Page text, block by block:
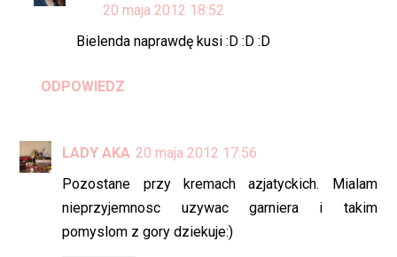
20 maja 2012 18:52
Bielenda naprawdę kusi :D :D :D
ODPOWIEDZ
LADY AKA 20 maja 2012 17:56
Pozostane przy kremach azjatyckich. Mialam
nieprzyjemnosc uzywac garniera i takim
pomyslom z gory dziekuje:)